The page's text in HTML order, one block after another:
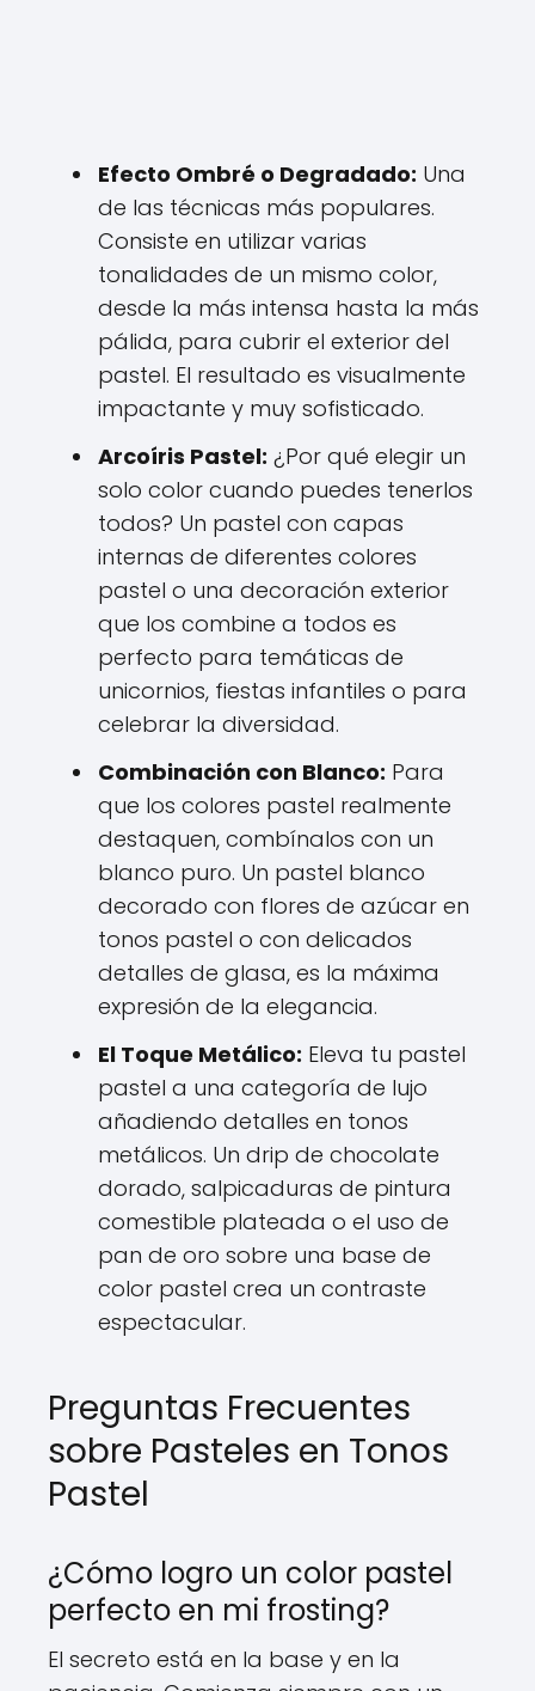
Efecto Ombré o Degradado: Una
de las técnicas más populares.
Consiste en utilizar varias
tonalidades de un mismo color,
desde la más intensa hasta la más
pálida, para cubrir el exterior del
pastel. El resultado es visualmente
impactante y muy sofisticado.
Arcoíris Pastel: ¿Por qué elegir un
solo color cuando puedes tenerlos
todos? Un pastel con capas
internas de diferentes colores
pastel o una decoración exterior
que los combine a todos es
perfecto para temáticas de
unicornios, fiestas infantiles o para
celebrar la diversidad.
Combinación con Blanco: Para
que los colores pastel realmente
destaquen, combínalos con un
blanco puro. Un pastel blanco
decorado con flores de azúcar en
tonos pastel o con delicados
detalles de glasa, es la máxima
expresión de la elegancia.
El Toque Metálico: Eleva tu pastel
pastel a una categoría de lujo
añadiendo detalles en tonos
metálicos. Un drip de chocolate
dorado, salpicaduras de pintura
comestible plateada o el uso de
pan de oro sobre una base de
color pastel crea un contraste
espectacular.
Preguntas Frecuentes
sobre Pasteles en Tonos
Pastel
¿Cómo logro un color pastel
perfecto en mi frosting?
El secreto está en la base y en la